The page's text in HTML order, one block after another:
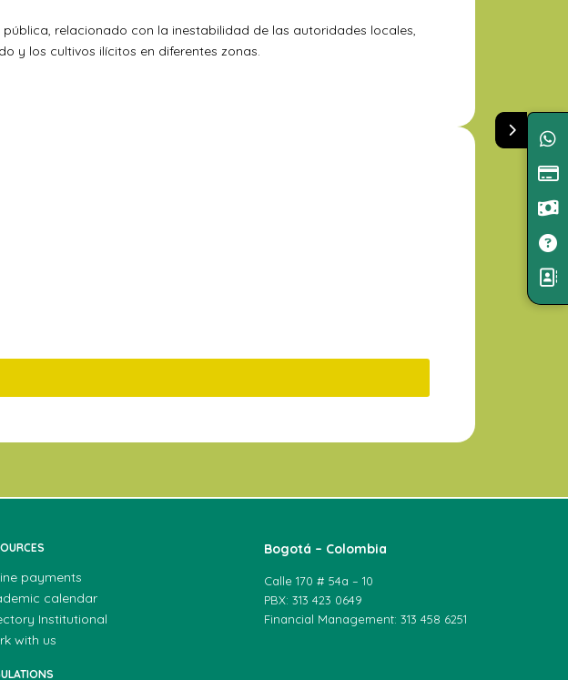
relacionado con la inestabilidad de las autoridades locales,
y los cultivos ilícitos en diferentes zonas.
payments
calendar
Institutional
with us
Bogotá – Colombia
Calle 170 # 54a – 10
PBX: 313 423 0649
Financial Management: 313 458 6251